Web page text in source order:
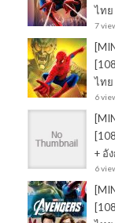
ไทย
7
ไทย
6
+ อั
6